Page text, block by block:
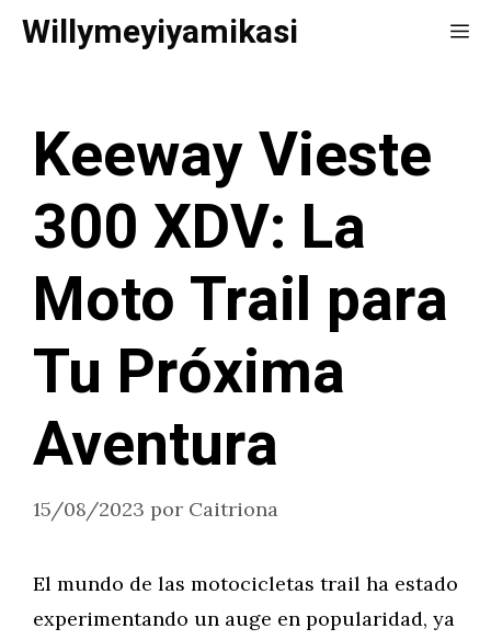
Saltar
Willymeyiyamikasi
Keeway Vieste
300 XDV: La
Moto Trail para
Tu Próxima
Aventura
15/08/2023 por Caitriona
El mundo de las motocicletas trail ha estado
experimentando un auge en popularidad, ya